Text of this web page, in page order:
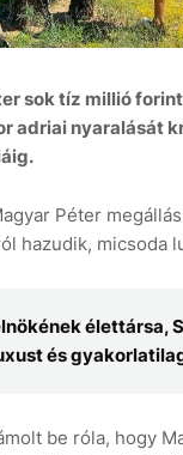
sok tíz millió
adriai nyaralását
Péter
hazudik, micsoda
élettársa,
és
be róla, hogy